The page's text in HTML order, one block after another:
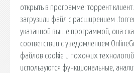
открыть в программе: торрент
загрузили файл с расширением
указанной выше программой, она
соответствии с уведомлением
файлов cookie и похожих
используются функциональные,